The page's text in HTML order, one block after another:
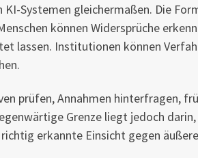
Systemen gleichermaßen. Die
können Widersprüche
lassen. Institutionen können
prüfen, Annahmen hinterfragen,
Grenze liegt jedoch darin,
erkannte Einsicht gegen äußere